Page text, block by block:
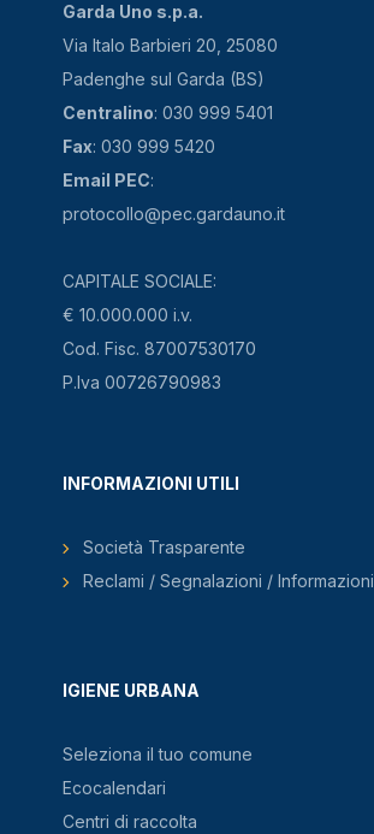
Garda Uno s.p.a.
Via Italo Barbieri 20, 25080
Padenghe sul Garda (BS)
Centralino: 030 999 5401
Fax: 030 999 5420
Email PEC:
protocollo@pec.gardauno.it
CAPITALE SOCIALE:
€ 10.000.000 i.v.
Cod. Fisc. 87007530170
P.Iva 00726790983
IGIENE URBANA
Seleziona il tuo comune
Ecocalendari
Centri di raccolta
INFORMAZIONI UTILI
Società Trasparente
Reclami / Segnalazioni / Informazioni